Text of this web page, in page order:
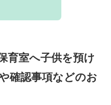
育室へ子供を預け
確認事項などのお